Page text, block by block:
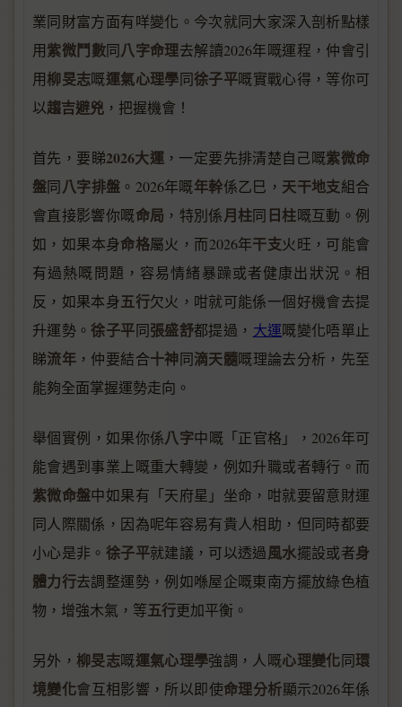
業同財富方面有咩變化。今次就同大家深入剖析點樣
用紫微鬥數同八字命理去解讀2026年嘅運程，仲會引
用柳旻志嘅運氣心理學同徐子平嘅實戰心得，等你可
以趨吉避兇 ，把握機會！
首先，要睇2026大運 ，一定要先排清楚自己嘅紫微命
盤同八字排盤 。2026年嘅年幹係乙巳， 天干地支組合
會直接影響你嘅命局 ，特別係月柱同 日柱嘅互動。例
如，如果本身命格屬火，而2026年干支火旺，可能會
有過熱嘅問題，容易情緒暴躁或者健康出狀況。相
反，如果本身五行欠火，咁就可能係一個好機會去提
升運勢。徐子平同張盛舒都提過， 大運嘅變化唔單止
睇流年 ，仲要結合十神同滴天髓嘅理論去分析，先至
能夠全面掌握運勢走向。
舉個實例，如果你係八字中嘅「正官格」，2026年可
能會遇到事業上嘅重大轉變，例如升職或者轉行。而
紫微命盤中如果有「天府星」坐命，咁就要留意財運
同人際關係，因為呢年容易有貴人相助，但同時都要
小心是非。 徐子平就建議，可以透過風水擺設或者身
體力行去調整運勢，例如喺屋企嘅東南方擺放綠色植
物，增強木氣，等五行更加平衡。
另外， 柳旻志嘅運氣心理學強調，人嘅心理變化同環
境變化會互相影響，所以即使命理分析顯示2026年係